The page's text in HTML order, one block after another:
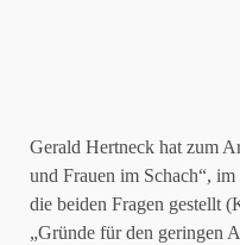
Gerald Hertneck hat zum
und Frauen im Schach“,
die beiden Fragen gestellt
„Gründe für den geringen